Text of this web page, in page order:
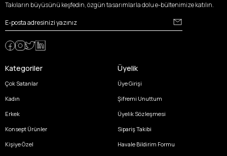
Takıların büyüsünü keşfedin, özgün tasarımlarla dolu e-bültenimize katılın.
Kategoriler
Çok Satanlar
Kadın
Erkek
Konsept Ürünler
Kişiye Özel
Üyelik
Üye Girişi
Şifremi Unuttum
Üyelik Sözleşmesi
Sipariş Takibi
Havale Bildirim Formu